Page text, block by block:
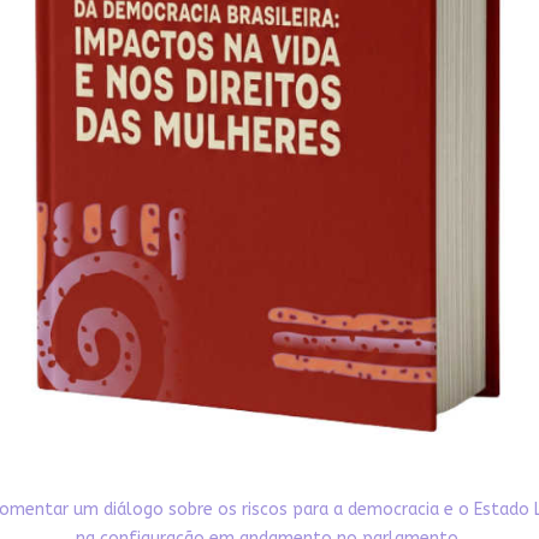
um diálogo sobre os riscos para a democracia e o Estado